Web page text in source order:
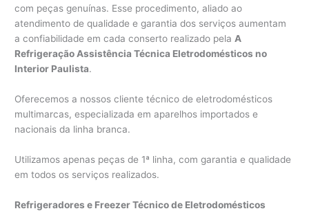
com peças genuínas. Esse procedimento, aliado ao
atendimento de qualidade e garantia dos serviços aumentam
a confiabilidade em cada conserto realizado pela A
Refrigeração Assistência Técnica Eletrodomésticos no
Interior Paulista.
Oferecemos a nossos cliente técnico de eletrodomésticos
multimarcas, especializada em aparelhos importados e
nacionais da linha branca.
Utilizamos apenas peças de 1ª linha, com garantia e qualidade
em todos os serviços realizados.
Refrigeradores e Freezer Técnico de Eletrodomésticos